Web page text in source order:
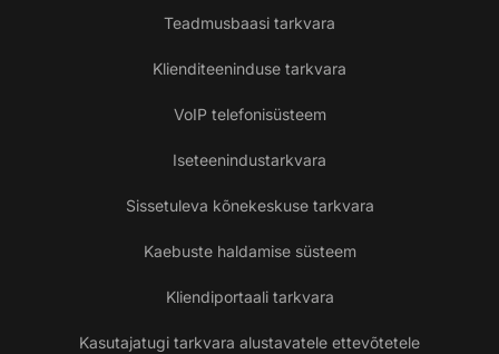
Teadmusbaasi tarkvara
Klienditeeninduse tarkvara
VoIP telefonisüsteem
Iseteenindustarkvara
Sissetuleva kõnekeskuse tarkvara
Kaebuste haldamise süsteem
Kliendiportaali tarkvara
Kasutajatugi tarkvara alustavatele ettevõtetele